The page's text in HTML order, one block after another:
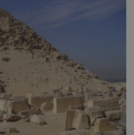
inexpectatus a doba
přibližně před 19
Zéland je dobře známý
ptáky. Dominantní